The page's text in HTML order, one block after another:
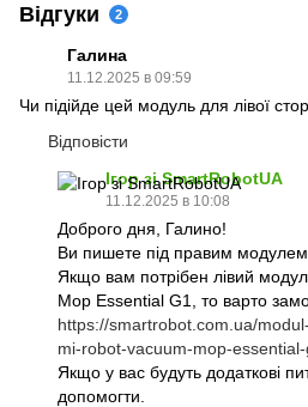
Відгуки 2
Галина
11.12.2025 в 09:59
Чи підійде цей модуль для лівої
Відповісти
Ігор зі SmartRobotUA
11.12.2025 в 10:08
Доброго дня, Галино!
Ви пишете під правим модулем.
Якщо вам потрібен лівий
Mop Essential G1, то варто
https://smartrobot.com.ua/
mi-robot-vacuum-mop-
Якщо у вас будуть додаткові
допомогти.